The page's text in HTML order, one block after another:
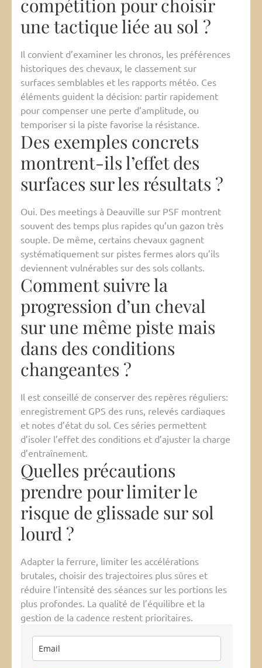
compétition pour choisir
une tactique liée au sol ?
Il convient d’examiner les chronos, les préférences
historiques des chevaux, le classement sur
surfaces semblables et les rapports météo. Ces
éléments guident la décision: partir rapidement
pour compenser une perte d’amplitude, ou
temporiser si la piste favorise la résistance.
Des exemples concrets
montrent-ils l’effet des
surfaces sur les résultats ?
Oui. Des meetings à Deauville sur PSF montrent
souvent des temps plus rapides qu’un gazon très
souple. De même, certains chevaux gagnent
systématiquement sur pistes fermes alors qu’ils
deviennent vulnérables sur des sols collants.
Comment suivre la
progression d’un cheval
sur une même piste mais
dans des conditions
changeantes ?
Il est conseillé de conserver des repères réguliers:
enregistrement GPS des runs, relevés cardiaques
et notes d’état du sol. Ces séries permettent
d’isoler l’effet des conditions et d’ajuster la charge
d’entraînement.
Quelles précautions
prendre pour limiter le
risque de glissade sur sol
lourd ?
Adapter la ferrure, limiter les accélérations
brutales, choisir des trajectoires plus sûres et
réduire l’intensité des séances sur les portions les
plus profondes. La qualité de l’équilibre et la
gestion de la cadence restent prioritaires.